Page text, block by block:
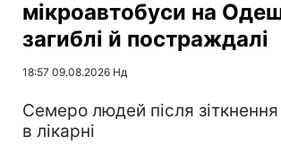
мікроавтобуси на
загиблі й постраждалі
18:57 09.08.2026 Нд
Cемеро людей після
в лікарні